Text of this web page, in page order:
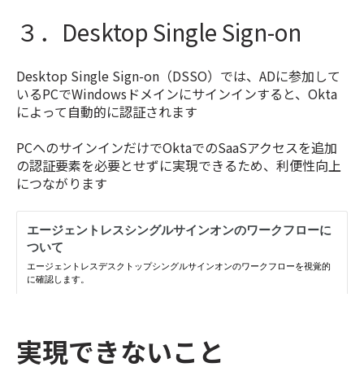
３．Desktop Single Sign-on
Desktop Single Sign-on（DSSO）では、ADに参加して
いるPCでWindowsドメインにサインインすると、Okta
によって自動的に認証されます
PCへのサインインだけでOktaでのSaaSアクセスを追加
の認証要素を必要とせずに実現できるため、利便性向上
につながります
実現できないこと